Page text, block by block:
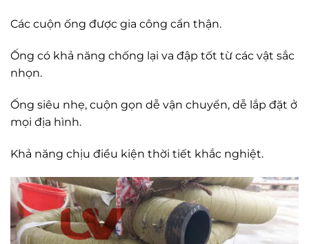
Các cuộn ống được gia công cẩn thận.
Ống có khả năng chống lại va đập tốt từ các vật sắc
nhọn.
Ống siêu nhẹ, cuộn gọn dễ vận chuyển, dễ lắp đặt ở
mọi địa hình.
Khả năng chịu điều kiện thời tiết khắc nghiệt.